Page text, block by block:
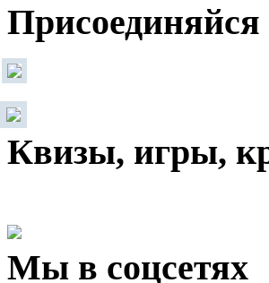
Квизы, игры,
Мы в соцсетях